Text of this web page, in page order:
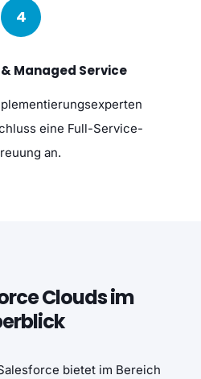
4
Managed Service
eine Full-Service-
an.
Clouds im
bietet im Bereich